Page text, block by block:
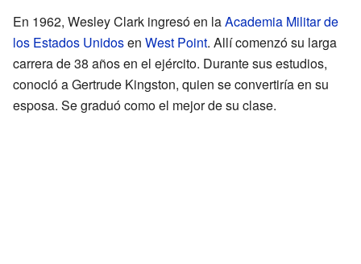
En 1962, Wesley Clark ingresó en laAcademia Militar de
los Estados Unidosen West Point. Allí comenzó su larga
carrera de 38 años en el ejército. Durante sus estudios,
conoció a Gertrude Kingston, quien se convertiría en su
esposa. Se graduó como el mejor de su clase.